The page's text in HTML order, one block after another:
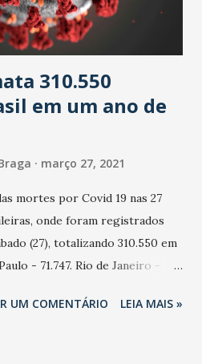
1933 - O Decreto 960
grãos p...
310.550
em um ano de
março 27, 2021
mortes por Covid 19 nas 27
onde foram registrados
(27), totalizando 310.550 em
- 71.747. Rio de Janeiro -
Ceará - 13.508. Pernambuco -
UM COMENTÁRIO LEIA MAIS »